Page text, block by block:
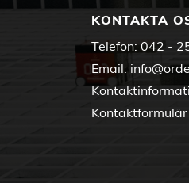
KONTAKTA
Telefon: 042 -
Email:
Kontaktformulär